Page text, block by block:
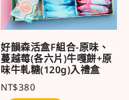
好韻森活盒F組合-原味、
蔓越莓(各六片)牛嘎餅+原
味牛軋糖(120g)入禮盒
NT$380